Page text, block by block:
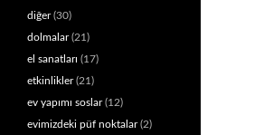
diğer(30)
dolmalar(21)
el sanatları (17)
etkinlikler(21)
ev yapımı soslar(12)
evimizdeki püf noktalar(2)